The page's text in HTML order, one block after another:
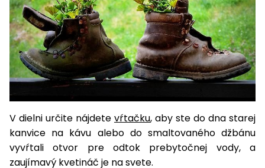
Fukáre a
vysávače
na lístie
Záhradné
vozíky
Rozmetadlá
a posypové
Rezačky
na
betón
Meracie
prístroje
Vykurovanie
Doplnky
V dielni určite nájdete vŕtačku, aby ste do dna starej
kanvice na kávu alebo do smaltovaného džbánu
vyvŕtali otvor pre odtok prebytočnej vody, a
zaujímavý kvetináč je na svete.